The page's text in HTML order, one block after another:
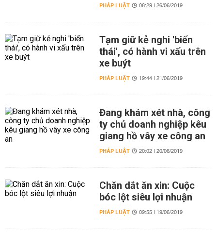
PHÁP LUẬT 08:29 | 26/06/2019
Tạm giữ kẻ nghi 'biến
thái', có hành vi xấu trên
xe buýt
PHÁP LUẬT 19:44 | 21/06/2019
Đang khám xét nhà, công
ty chủ doanh nghiệp kêu
giang hồ vây xe công an
PHÁP LUẬT 20:02 | 20/06/2019
Chăn dắt ăn xin: Cuộc
bóc lột siêu lợi nhuận
PHÁP LUẬT 09:55 | 19/06/2019